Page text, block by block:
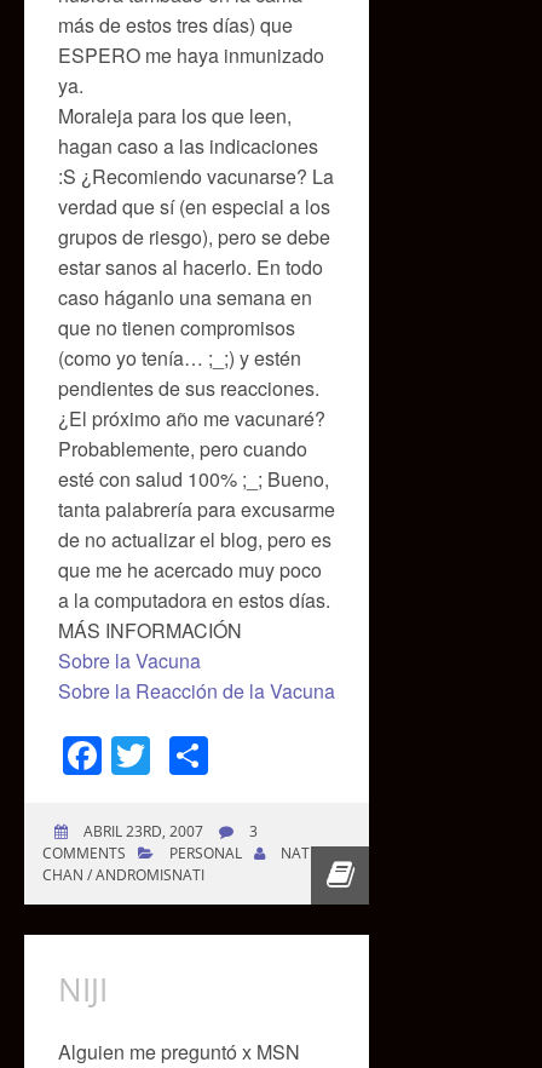
más de estos tres días) que
ESPERO me haya inmunizado
ya.
Moraleja para los que leen,
hagan caso a las indicaciones
:S ¿Recomiendo vacunarse? La
verdad que sí (en especial a los
grupos de riesgo), pero se debe
estar sanos al hacerlo. En todo
caso háganlo una semana en
que no tienen compromisos
(como yo tenía… ;_;) y estén
pendientes de sus reacciones.
¿El próximo año me vacunaré?
Probablemente, pero cuando
esté con salud 100% ;_; Bueno,
tanta palabrería para excusarme
de no actualizar el blog, pero es
que me he acercado muy poco
a la computadora en estos días.
MÁS INFORMACIÓN
Sobre la Vacuna
Sobre la Reacción de la Vacuna
Facebook
Twitter
ABRIL 23RD, 2007
3
COMMENTS
PERSONAL
NATI-
CHAN / ANDROMISNATI
NIJI
Alguien me preguntó x MSN